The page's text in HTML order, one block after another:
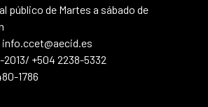
público de Martes a sábado de
+504 2238-5332
1786